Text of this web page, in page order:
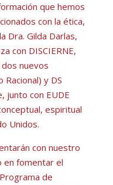
que hemos
con la ética,
Dra. Gilda Darlas,
con DISCIERNE,
nuevos
y DS
junto con EUDE
espiritual
Unidos.
con nuestro
en fomentar el
de